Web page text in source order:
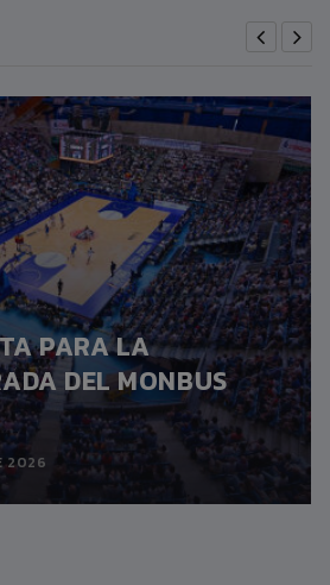
PARA LA
DEL MONBUS
2026